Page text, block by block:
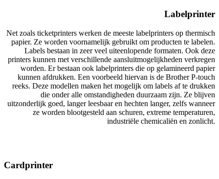
Labelprinter
Net zoals ticketprinters werken de meeste labelprinters op thermisch
papier. Ze worden voornamelijk gebruikt om producten te labelen.
Labels bestaan in zeer veel uiteenlopende formaten. Ook deze
printers kunnen met verschillende aansluitmogelijkheden verkregen
worden. Er bestaan ook labelprinters die op gelamineerd papier
kunnen afdrukken. Een voorbeeld hiervan is de Brother P-touch
reeks. Deze modellen maken het mogelijk om labels af te drukken
die onder alle omstandigheden duurzaam zijn. Ze blijven
uitzonderlijk goed, langer leesbaar en hechten langer, zelfs wanneer
ze worden blootgesteld aan schuren, extreme temperaturen,
industriële chemicaliën en zonlicht.
Cardprinter